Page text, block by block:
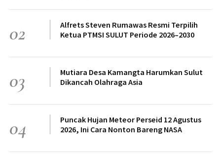
02
Alfrets Steven Rumawas Resmi Terpilih
Ketua PTMSI SULUT Periode 2026–2030
03
Mutiara Desa Kamangta Harumkan Sulut
Dikancah Olahraga Asia
04
Puncak Hujan Meteor Perseid 12 Agustus
2026, Ini Cara Nonton Bareng NASA